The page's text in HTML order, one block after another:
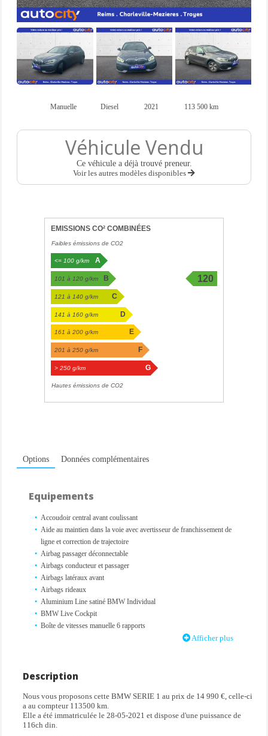
Options Données complémentaires
Equipements
Accoudoir central avant coulissant
Aide au maintien dans la voie avec avertisseur de franchissement de
ligne et correction de trajectoire
Airbag passager déconnectable
Airbags conducteur et passager
Airbags latéraux avant
Airbags rideaux
Aluminium Line satiné BMW Individual
BMW Live Cockpit
Boîte de vitesses manuelle 6 rapports
Contrôle dynamique de la stabilité DSC
Démarrage sans clé
Détecteur de pluie et allumage automatique des projecteurs
Ecrous antivol
Afficher plus
Description
Nous vous proposons cette BMW SERIE 1 au prix de 14 990 €, celle-ci
a au compteur 113500 km.
Elle a été immatriculée le 28-05-2021 et dispose d'une puissance de
116ch din.
Manuelle Diesel 2021 113 500 km
Véhicule Vendu
Ce véhicule a déjà trouvé preneur.
Voir les autres modèles disponibles
EMISSIONS CO² COMBINÉES
Faibles émissions de CO2
<= 100 g/km A
101 à 120 g/km B
120
121 à 140 g/km C
141 à 160 g/km D
161 à 200 g/km E
201 à 250 g/km F
> 250 g/km G
Hautes émissions de CO2